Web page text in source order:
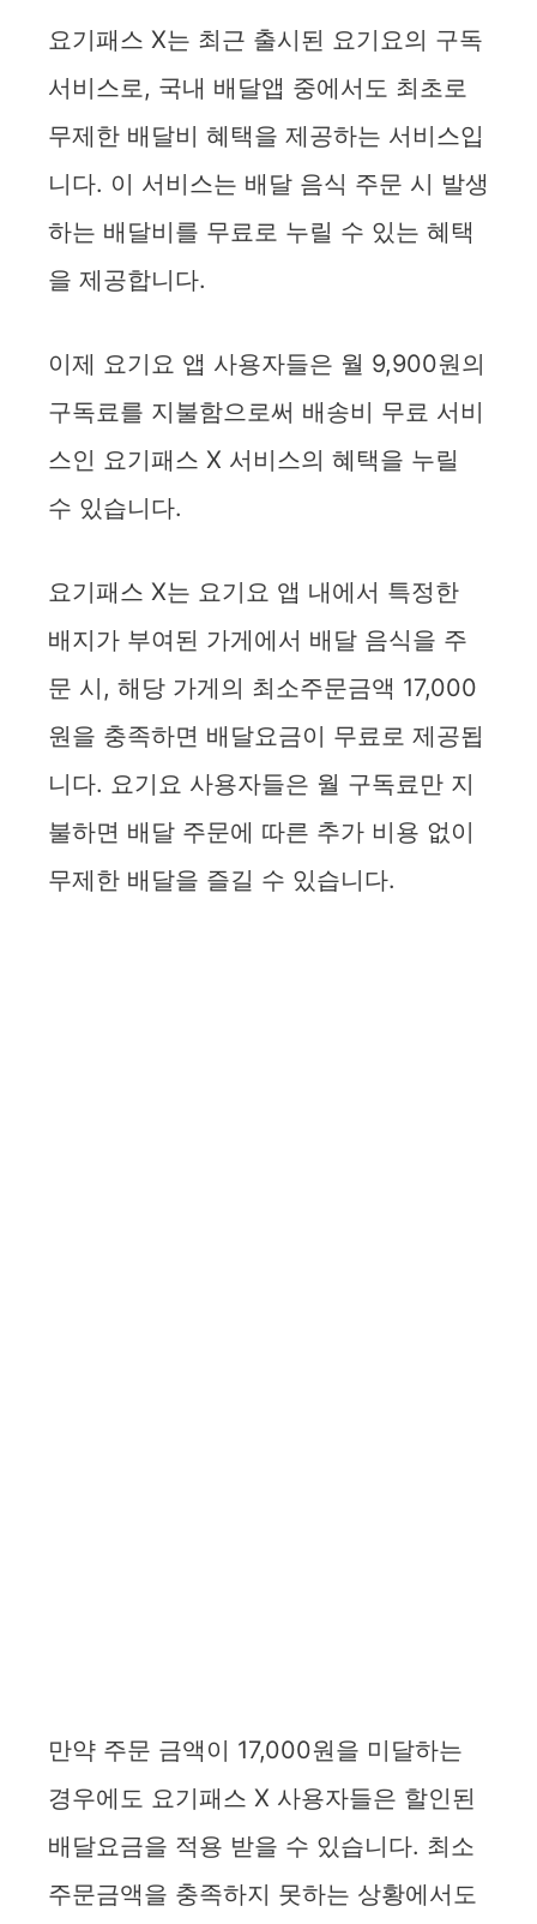
요기패스 X는 최근 출시된 요기요의 구독
서비스로, 국내 배달앱 중에서도 최초로
무제한 배달비 혜택을 제공하는 서비스입
니다. 이 서비스는 배달 음식 주문 시 발생
하는 배달비를 무료로 누릴 수 있는 혜택
을 제공합니다.
이제 요기요 앱 사용자들은 월 9,900원의
구독료를 지불함으로써 배송비 무료 서비
스인 요기패스 X 서비스의 혜택을 누릴
수 있습니다.
요기패스 X는 요기요 앱 내에서 특정한
배지가 부여된 가게에서 배달 음식을 주
문 시, 해당 가게의 최소주문금액 17,000
원을 충족하면 배달요금이 무료로 제공됩
니다. 요기요 사용자들은 월 구독료만 지
불하면 배달 주문에 따른 추가 비용 없이
무제한 배달을 즐길 수 있습니다.
만약 주문 금액이 17,000원을 미달하는
경우에도 요기패스 X 사용자들은 할인된
배달요금을 적용 받을 수 있습니다. 최소
주문금액을 충족하지 못하는 상황에서도